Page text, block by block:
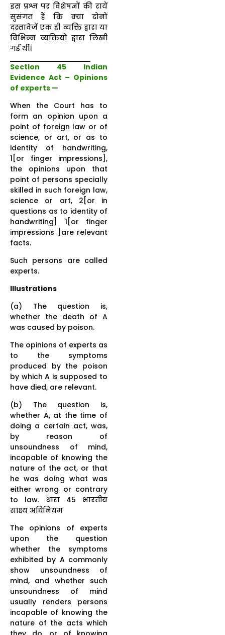
इस प्रश्न पर विशेषज्ञों की रायें
सुसंगत हैं कि क्या दोनों
दस्तावेजें एक ही व्यक्ति द्वारा या
विभिन्न व्यक्तियों द्वारा लिखी
गई थीं।
Section 45 Indian
Evidence Act – Opinions
of experts —
When the Court has to
form an opinion upon a
point of foreign law or of
science, or art, or as to
identity of handwriting,
1[or finger impressions],
the opinions upon that
point of persons specially
skilled in such foreign law,
science or art, 2[or in
questions as to identity of
handwriting] 1[or finger
impressions ]are relevant
facts.
Such persons are called
experts.
Illustrations
(a) The question is,
whether the death of A
was caused by poison.
The opinions of experts as
to the symptoms
produced by the poison
by which A is supposed to
have died, are relevant.
(b) The question is,
whether A, at the time of
doing a certain act, was,
by reason of
unsoundness of mind,
incapable of knowing the
nature of the act, or that
he was doing what was
either wrong or contrary
to law. धारा 45 भारतीय
साक्ष्य अधिनियम
The opinions of experts
upon the question
whether the symptoms
exhibited by A commonly
show unsoundness of
mind, and whether such
unsoundness of mind
usually renders persons
incapable of knowing the
nature of the acts which